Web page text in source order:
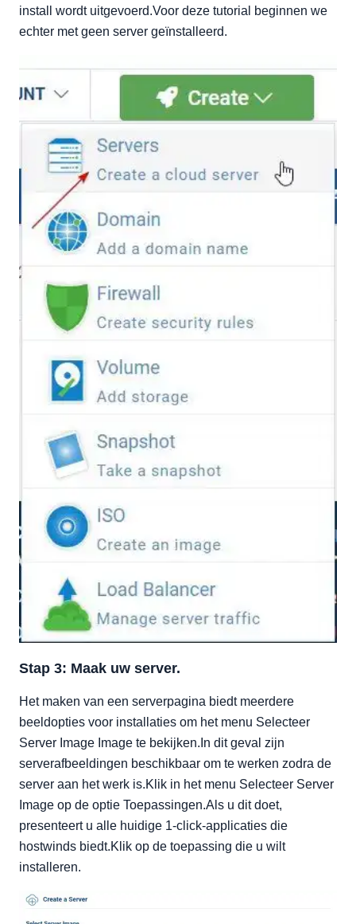
install wordt uitgevoerd.Voor deze tutorial beginnen we
echter met geen server geïnstalleerd.
Stap 3: Maak uw server.
Het maken van een serverpagina biedt meerdere
beeldopties voor installaties om het menu Selecteer
Server Image Image te bekijken.In dit geval zijn
serverafbeeldingen beschikbaar om te werken zodra de
server aan het werk is.Klik in het menu Selecteer Server
Image op de optie Toepassingen.Als u dit doet,
presenteert u alle huidige 1-click-applicaties die
hostwinds biedt.Klik op de toepassing die u wilt
installeren.